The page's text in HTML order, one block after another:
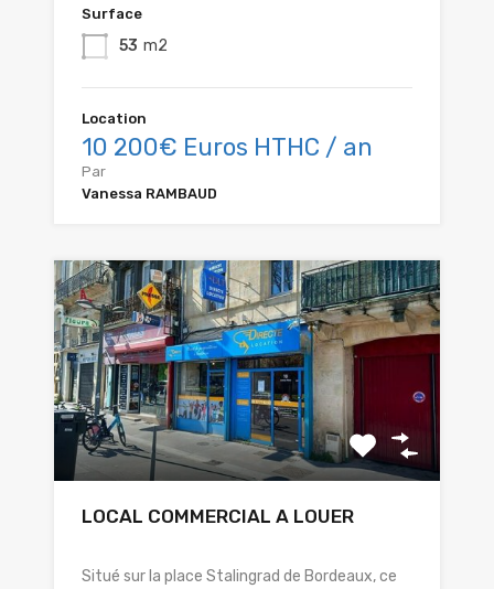
Surface
53 m2
Location
10 200€ Euros HTHC / an
Par
Vanessa RAMBAUD
LOCAL COMMERCIAL A LOUER
Situé sur la place Stalingrad de Bordeaux, ce